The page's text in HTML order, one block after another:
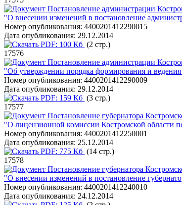
Постановление администрации
"О внесении изменений в постановление
Номер опубликования: 4400201412290015
Дата опубликования: 29.12.2014
PDF: 100 Кб (2 стр.)
17576
Постановление администрации
"Об утверждении порядка формирования и ведения
Номер опубликования: 4400201412290009
Дата опубликования: 29.12.2014
PDF: 159 Кб (3 стр.)
17577
Постановление губернатора
"О лицензионной комиссии Костромской области
Номер опубликования: 4400201412250001
Дата опубликования: 25.12.2014
PDF: 775 Кб (14 стр.)
17578
Постановление губернатора
"О внесении изменений в постановление
Номер опубликования: 4400201412240010
Дата опубликования: 24.12.2014